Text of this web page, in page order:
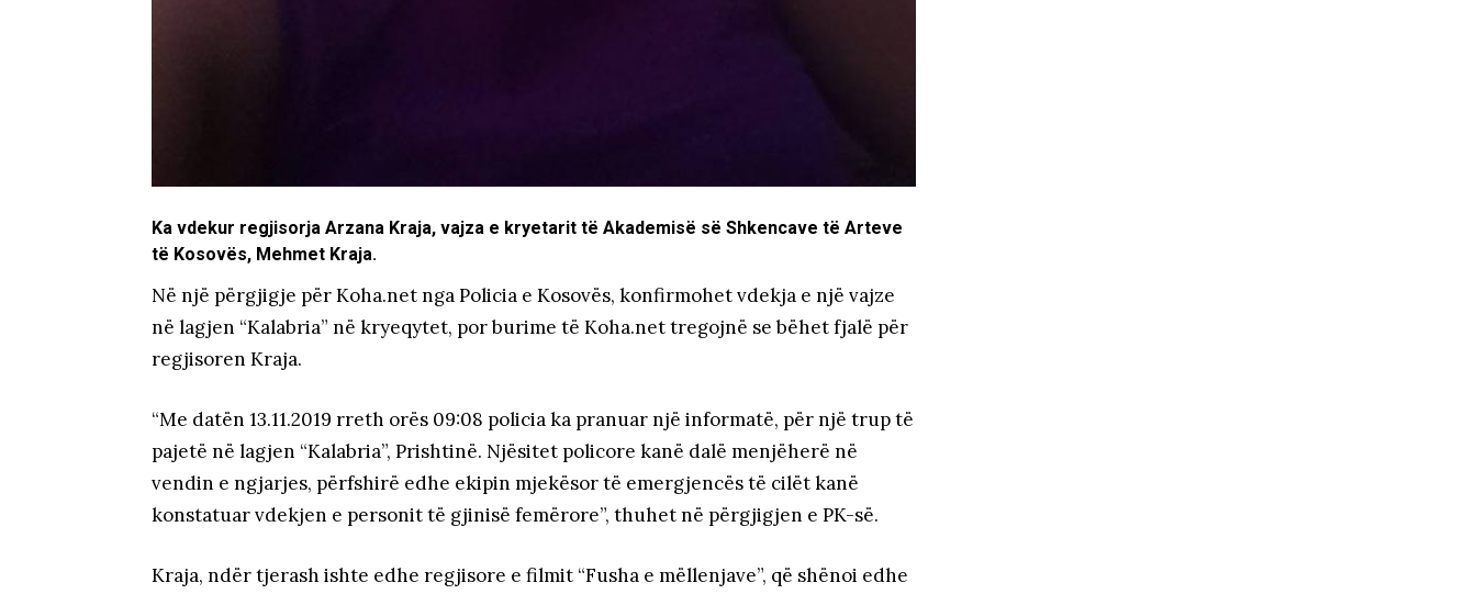
Ka vdekur regjisorja Arzana Kraja, vajza e kryetarit të Akademisë së Shkencave të Arteve
të Kosovës, Mehmet Kraja.
Në një përgjigje për Koha.net nga Policia e Kosovës, konfirmohet vdekja e një vajze
në lagjen “Kalabria” në kryeqytet, por burime të Koha.net tregojnë se bëhet fjalë për
regjisoren Kraja.
“Me datën 13.11.2019 rreth orës 09:08 policia ka pranuar një informatë, për një trup të
pajetë në lagjen “Kalabria”, Prishtinë. Njësitet policore kanë dalë menjëherë në
vendin e ngjarjes, përfshirë edhe ekipin mjekësor të emergjencës të cilët kanë
konstatuar vdekjen e personit të gjinisë femërore”, thuhet në përgjigjen e PK-së.
Kraja, ndër tjerash ishte edhe regjisore e filmit “Fusha e mëllenjave”, që shënoi edhe